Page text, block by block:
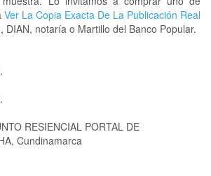
Ver La Copia Exacta De La Publicación Real
DIAN, notaría o Martillo del Banco Popular.
RESIENCIAL PORTAL DE
Cundinamarca